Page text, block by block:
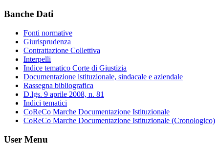
Banche Dati
Fonti normative
Giurisprudenza
Contrattazione Collettiva
Interpelli
Indice tematico Corte di Giustizia
Documentazione istituzionale, sindacale e aziendale
Rassegna bibliografica
D.lgs. 9 aprile 2008, n. 81
Indici tematici
CoReCo Marche Documentazione Istituzionale
CoReCo Marche Documentazione Istituzionale (Cronologico)
User Menu